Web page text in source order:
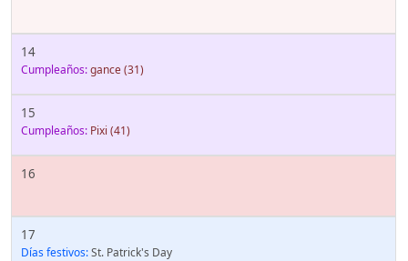
14
Cumpleaños:gance(31)
15
Cumpleaños: Pixi (41)
16
17
Días festivos:St. Patrick's Day